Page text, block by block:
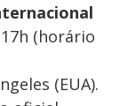
(horário
(EUA).